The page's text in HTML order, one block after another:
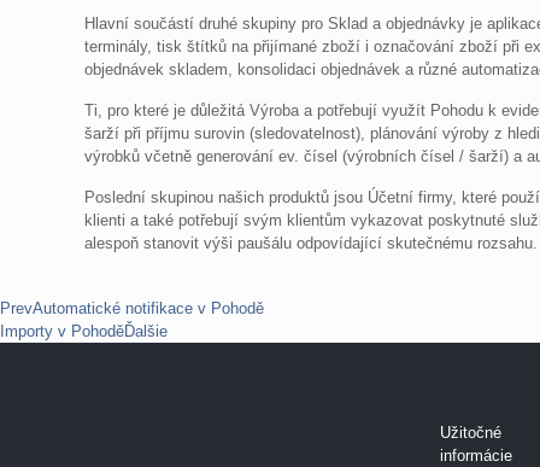
Hlavní součástí druhé skupiny pro Sklad a objednávky je
terminály, tisk štítků na přijímané zboží i označování zboží při
objednávek skladem, konsolidaci objednávek a různé
Ti, pro které je důležitá Výroba a potřebují využít Pohodu k
šarží při příjmu surovin (sledovatelnost), plánování výroby z
výrobků včetně generování ev. čísel (výrobních čísel / šarží) a
Poslední skupinou našich produktů jsou Účetní firmy, které
klienti a také potřebují svým klientům vykazovat poskytnuté
alespoň stanovit výši paušálu odpovídající skutečnému rozsahu.
PrevAutomatické notifikace v Pohodě
Importy v PohoděĎalšie
Užitočné
informácie